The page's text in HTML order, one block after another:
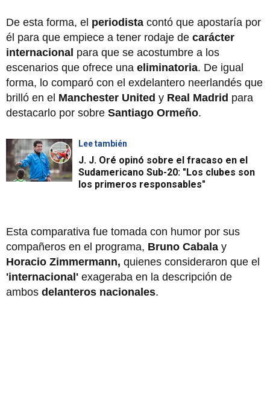
De esta forma, el periodista contó que apostaría por
él para que empiece a tener rodaje de carácter
internacional para que se acostumbre a los
escenarios que ofrece una eliminatoria. De igual
forma, lo comparó con el exdelantero neerlandés que
brilló en el Manchester United y Real Madrid para
destacarlo por sobre Santiago Ormeño.
Lee también
J. J. Oré opinó sobre el fracaso en el
Sudamericano Sub-20: "Los clubes son
los primeros responsables"
Esta comparativa fue tomada con humor por sus
compañeros en el programa, Bruno Cabala y
Horacio Zimmermann, quienes consideraron que el
'internacional' exageraba en la descripción de
ambos delanteros nacionales.